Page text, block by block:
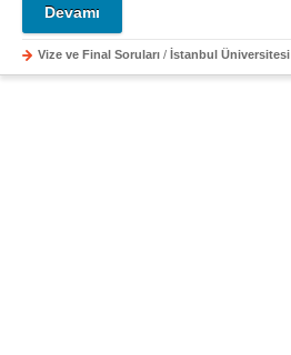
Devamı
Vize ve Final Soruları / İstanbul Üniversitesi